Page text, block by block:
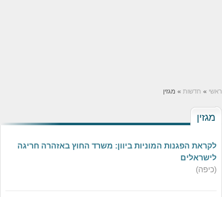
ראשי » חדשות » מגזין
מגזין
לקראת הפגנות המוניות ביוון: משרד החוץ באזהרה חריגה
לישראלים
(כיפה)